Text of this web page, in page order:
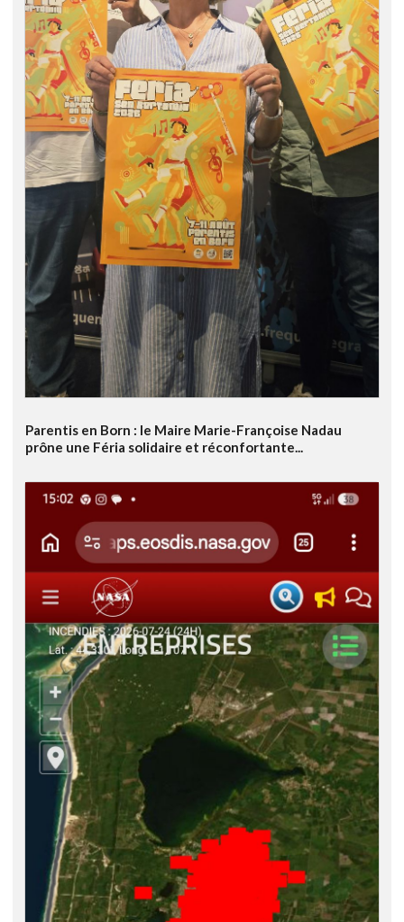
Parentis en Born : le Maire Marie-Françoise Nadau
prône une Féria solidaire et réconfortante...